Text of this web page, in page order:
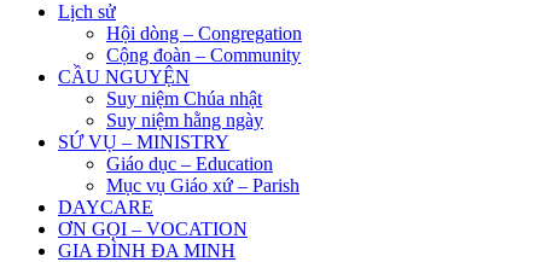
Lịch sử
Hội dòng – Congregation
Cộng đoàn – Community
CẦU NGUYỆN
Suy niệm Chúa nhật
Suy niệm hằng ngày
SỨ VỤ – MINISTRY
Giáo dục – Education
Mục vụ Giáo xứ – Parish
DAYCARE
ƠN GỌI – VOCATION
GIA ĐÌNH ĐA MINH